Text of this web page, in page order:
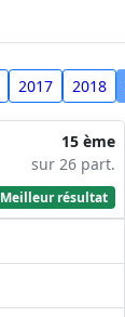
2017 2018
15 ème
sur 26 part.
Meilleur résultat